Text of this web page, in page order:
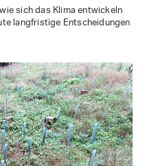
sich das Klima entwickeln
langfristige Entscheidungen